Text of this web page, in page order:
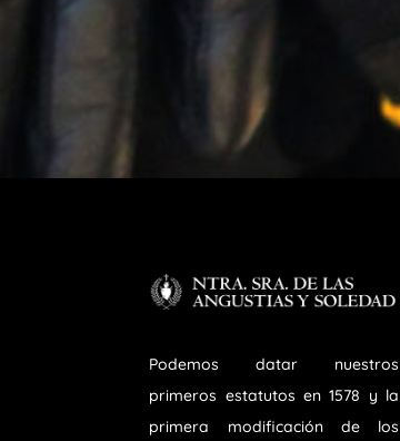
Podemos datar nuestros
primeros estatutos en 1578 y la
primera modificación de los